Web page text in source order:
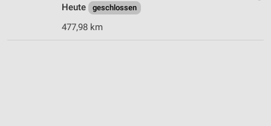
Heute geschlossen
477,98 km